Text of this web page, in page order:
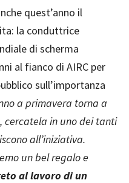
quest’anno il
la conduttrice
di scherma
al fianco di AIRC per
sull’importanza
a primavera torna a
cercatela in uno dei tanti
all’iniziativa.
un bel regalo e
al lavoro di un